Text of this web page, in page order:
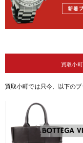
買取小
買取小町では只今、以下の